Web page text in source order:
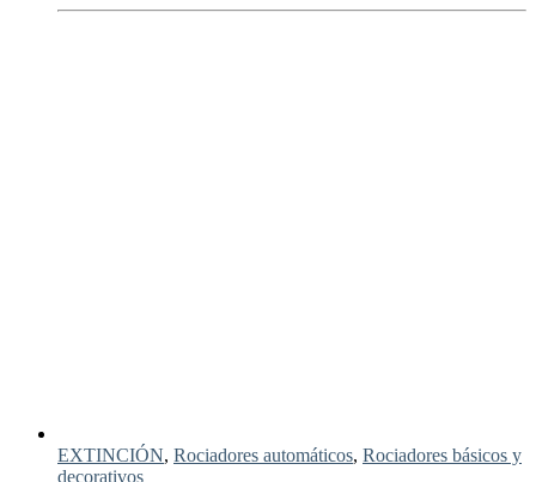
EXTINCIÓN, Rociadores automáticos, Rociadores básicos y
decorativos